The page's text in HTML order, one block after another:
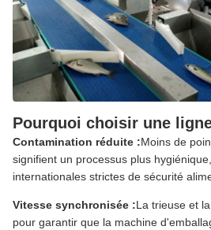
Pourquoi choisir une
Contamination réduite :Moins de
signifient un processus plus
internationales strictes de sécurité
Vitesse synchronisée :La trieuse et
pour garantir que la machine